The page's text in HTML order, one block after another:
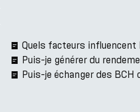
Quels facteurs
Puis-je générer du
Puis-je échanger des